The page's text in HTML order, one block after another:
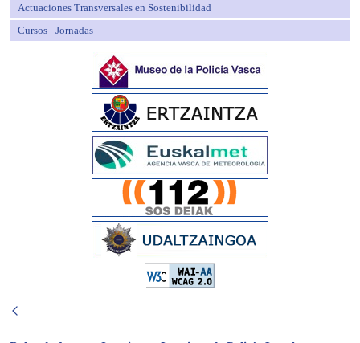
Actuaciones Transversales en Sostenibilidad
Cursos - Jornadas